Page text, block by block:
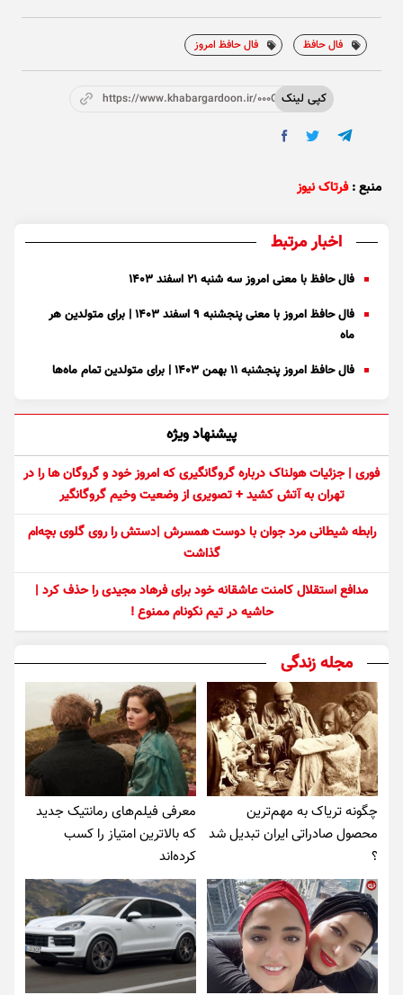
فال حافظ فال حافظ امروز
کپی لینکhttps://www.khabargardoon.ir/000OMQ
منبع : فرتاک نیوز
اخبار مرتبط
فال حافظ با معنی امروز سه شنبه ۲۱ اسفند ۱۴۰۳
فال حافظ امروز با معنی پنجشنبه ۹ اسفند ۱۴۰۳ | برای متولدین هر
ماه
فال حافظ امروز پنجشنبه ۱۱ بهمن ۱۴۰۳ | برای متولدین تمام ماه‌ها
پیشنهاد ویژه
فوری | جزئیات هولناک درباره گروگانگیری که امروز خود و گروگان ها را در
تهران به آتش کشید + تصویری از وضعیت وخیم گروگانگیر
رابطه شیطانی مرد جوان با دوست همسرش |دستش را روی گلوی بچه‌ام
گذاشت
مدافع استقلال کامنت عاشقانه خود برای فرهاد مجیدی را حذف کرد |
حاشیه در تیم نکونام ممنوع !
مجله زندگی
چگونه تریاک به مهم‌ترین
محصول صادراتی ایران تبدیل شد
؟
معرفی فیلم‌های رمانتیک جدید
که بالاترین امتیاز را کسب
کرده‌اند